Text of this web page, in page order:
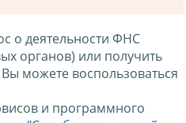
о деятельности ФНС
органов) или получить
можете воспользоваться
и программного